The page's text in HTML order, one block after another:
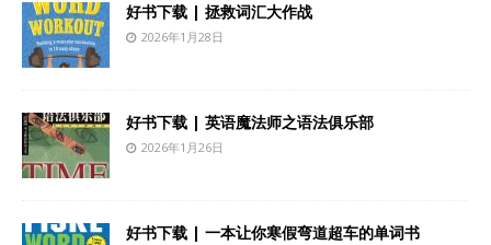
好书下载 | 拯救词汇大作战
2026年1月28日
好书下载 | 英语魔法师之语法俱乐部
2026年1月26日
好书下载 | 一本让你寒假弯道超车的单词书